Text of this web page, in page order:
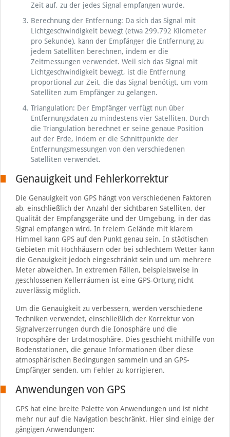
Zeit auf, zu der jedes Signal empfangen wurde.
Berechnung der Entfernung: Da sich das Signal mit
Lichtgeschwindigkeit bewegt (etwa 299.792 Kilometer
pro Sekunde), kann der Empfänger die Entfernung zu
jedem Satelliten berechnen, indem er die
Zeitmessungen verwendet. Weil sich das Signal mit
Lichtgeschwindigkeit bewegt, ist die Entfernung
proportional zur Zeit, die das Signal benötigt, um vom
Satelliten zum Empfänger zu gelangen.
Triangulation: Der Empfänger verfügt nun über
Entfernungsdaten zu mindestens vier Satelliten. Durch
die Triangulation berechnet er seine genaue Position
auf der Erde, indem er die Schnittpunkte der
Entfernungsmessungen von den verschiedenen
Satelliten verwendet.
Genauigkeit und Fehlerkorrektur
Die Genauigkeit von GPS hängt von verschiedenen Faktoren
ab, einschließlich der Anzahl der sichtbaren Satelliten, der
Qualität der Empfangsgeräte und der Umgebung, in der das
Signal empfangen wird. In freiem Gelände mit klarem
Himmel kann GPS auf den Punkt genau sein. In städtischen
Gebieten mit Hochhäusern oder bei schlechtem Wetter kann
die Genauigkeit jedoch eingeschränkt sein und um mehrere
Meter abweichen. In extremen Fällen, beispielsweise in
geschlossenen Kellerräumen ist eine GPS-Ortung nicht
zuverlässig möglich.
Um die Genauigkeit zu verbessern, werden verschiedene
Techniken verwendet, einschließlich der Korrektur von
Signalverzerrungen durch die Ionosphäre und die
Troposphäre der Erdatmosphäre. Dies geschieht mithilfe von
Bodenstationen, die genaue Informationen über diese
atmosphärischen Bedingungen sammeln und an GPS-
Empfänger senden, um Fehler zu korrigieren.
Anwendungen von GPS
GPS hat eine breite Palette von Anwendungen und ist nicht
mehr nur auf die Navigation beschränkt. Hier sind einige der
gängigen Anwendungen: